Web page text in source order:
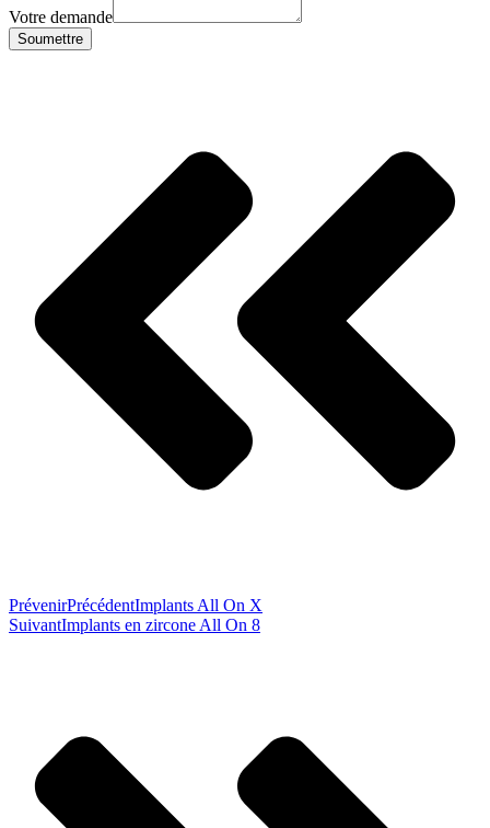
Votre demande
Soumettre
PrévenirPrécédentImplants All On X
SuivantImplants en zircone All On 8